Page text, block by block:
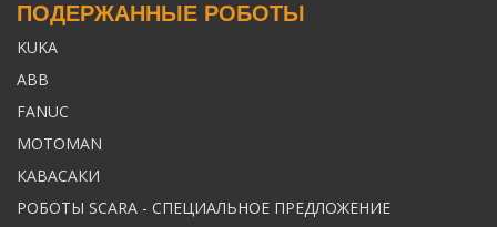
ПОДЕРЖАННЫЕ РОБОТЫ
KUKA
ABB
FANUC
MOTOMAN
КАВАСАКИ
РОБОТЫ SCARA - СПЕЦИАЛЬНОЕ ПРЕДЛОЖЕНИЕ